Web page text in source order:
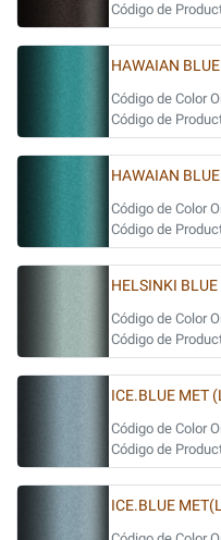
Código de
HAWAIAN
Código de Color
Código de
HAWAIAN
Código de Color
Código de
HELSINKI
Código de Color
Código de
ICE.BLUE MET
Código de Color
Código de
ICE.BLUE